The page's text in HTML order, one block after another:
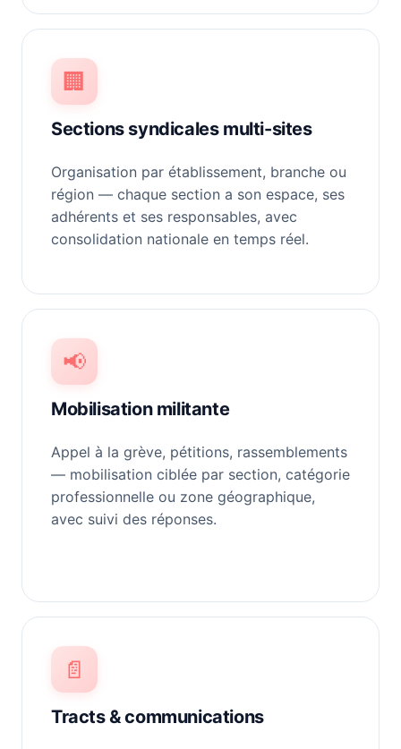
🏢
Sections syndicales multi-sites
Organisation par établissement, branche ou
région — chaque section a son espace, ses
adhérents et ses responsables, avec
consolidation nationale en temps réel.
📢
Mobilisation militante
Appel à la grève, pétitions, rassemblements
— mobilisation ciblée par section, catégorie
professionnelle ou zone géographique,
avec suivi des réponses.
📄
Tracts & communications